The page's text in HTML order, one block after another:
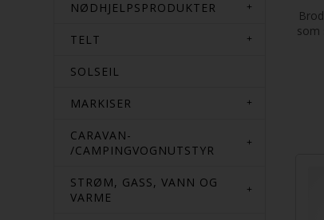
NØDHJELPSPRODUKTER
TELT
SOLSEIL
MARKISER
CARAVAN-
/CAMPINGVOGNUTSTYR
STRØM, GASS, VANN OG
VARME
som